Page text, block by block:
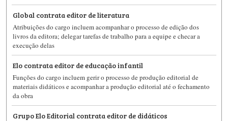
Global contrata editor de literatura
Atribuições do cargo incluem acompanhar o processo de edição dos
livros da editora; delegar tarefas de trabalho para a equipe e checar a
execução delas
Elo contrata editor de educação infantil
Funções do cargo incluem gerir o processo de produção editorial de
materiais didáticos e acompanhar a produção editorial até o fechamento
da obra
Grupo Elo Editorial contrata editor de didáticos